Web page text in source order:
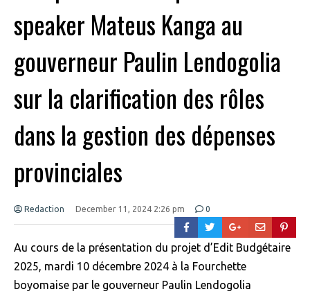
speaker Mateus Kanga au
gouverneur Paulin Lendogolia
sur la clarification des rôles
dans la gestion des dépenses
provinciales
Redaction December 11, 2024 2:26 pm 0
Au cours de la présentation du projet d’Edit Budgétaire
2025, mardi 10 décembre 2024 à la Fourchette
boyomaise par le gouverneur Paulin Lendogolia